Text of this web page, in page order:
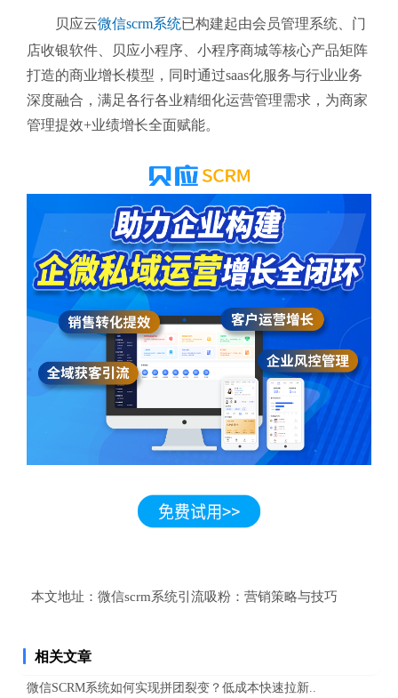
贝应云微信scrm系统已构建起由会员管理系统、门
店收银软件、贝应小程序、小程序商城等核心产品矩阵
打造的商业增长模型，同时通过saas化服务与行业业务
深度融合， 满足各行各业精细化运营管理需求，为商家
管理提效+业绩增长全面赋能。
本文地址： 微信scrm系统引流吸粉：营销策略与技巧
相关文章
微信SCRM系统如何实现拼团裂变？低成本快速拉新..